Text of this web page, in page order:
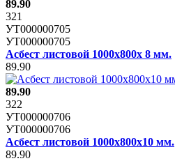
89.90
321
УТ000000705
УТ000000705
Асбест листовой 1000х800х 8 мм.
89.90
89.90
322
УТ000000706
УТ000000706
Асбест листовой 1000х800х10 мм.
89.90